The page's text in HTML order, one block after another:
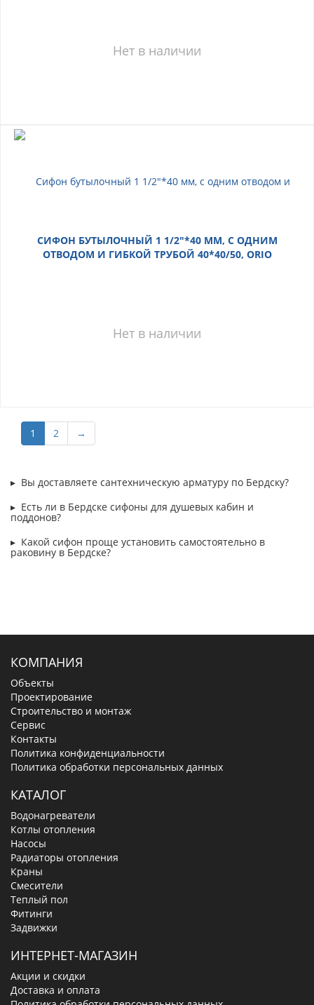
Нет в наличии
СИФОН БУТЫЛОЧНЫЙ 1 1/2"*40 ММ, С ОДНИМ
ОТВОДОМ И ГИБКОЙ ТРУБОЙ 40*40/50, ORIO
Нет в наличии
1 2 →
Вы доставляете сантехническую арматуру по Бердску?
Есть ли в Бердске сифоны для душевых кабин и
поддонов?
Какой сифон проще установить самостоятельно в
раковину в Бердске?
КОМПАНИЯ
Объекты
Проектирование
Строительство и монтаж
Сервис
Контакты
Политика конфиденциальности
Политика обработки персональных данных
КАТАЛОГ
Водонагреватели
Котлы отопления
Насосы
Радиаторы отопления
Краны
Смесители
Теплый пол
Фитинги
Задвижки
ИНТЕРНЕТ-МАГАЗИН
Акции и скидки
Доставка и оплата